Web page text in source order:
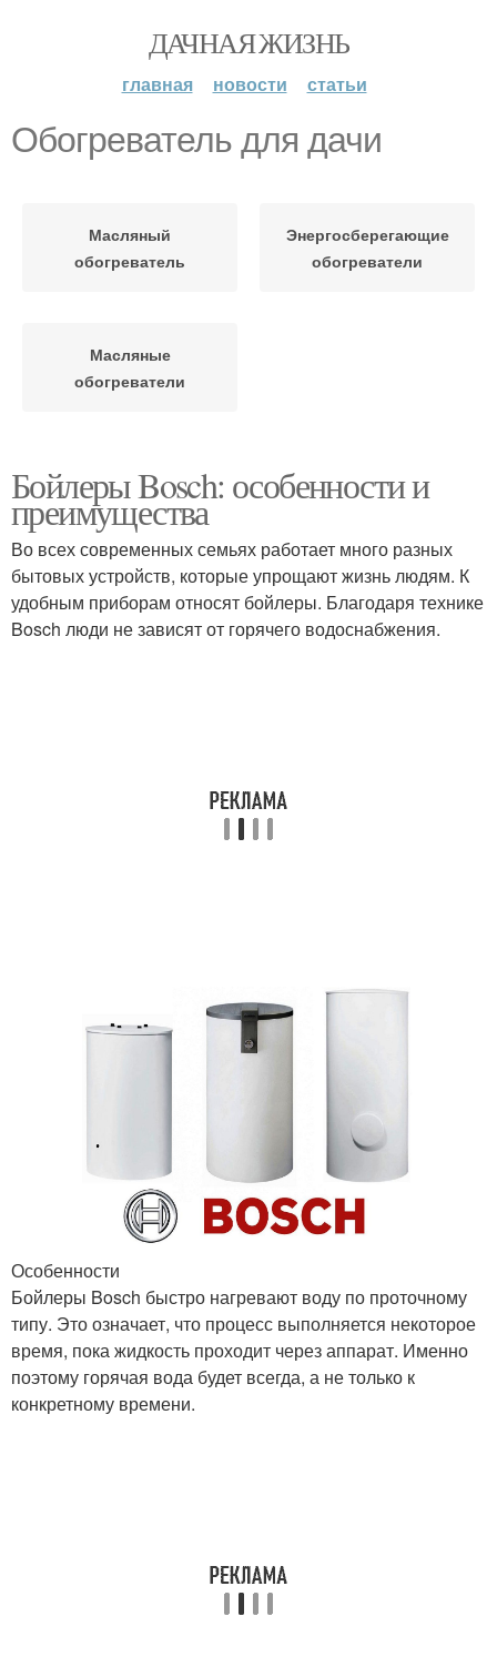
ДАЧНАЯ ЖИЗНЬ
главная новости статьи
Обогреватель для дачи
Масляный
обогреватель
Энергосберегающие
обогреватели
Масляные
обогреватели
Бойлеры Bosch: особенности и
преимущества
Во всех современных семьях работает много разных
бытовых устройств, которые упрощают жизнь людям. К
удобным приборам относят бойлеры. Благодаря технике
Bosch люди не зависят от горячего водоснабжения.
Особенности
Бойлеры Bosch быстро нагревают воду по проточному
типу. Это означает, что процесс выполняется некоторое
время, пока жидкость проходит через аппарат. Именно
поэтому горячая вода будет всегда, а не только к
конкретному времени.